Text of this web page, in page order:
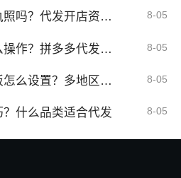
一件代发需要营业执照吗？代发开店资质详解 8-05
拼多多一件代发怎么操作？拼多多代发全流程 8-05
拼多多代发运费模板怎么设置？多地区运费 8-05
什么品类适合代发 8-05